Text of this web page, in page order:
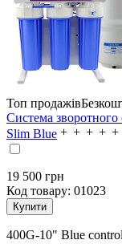
Топ продажів
Система
Slim Blue
19 500 грн
Код товару: 01023
400G-10" Blue